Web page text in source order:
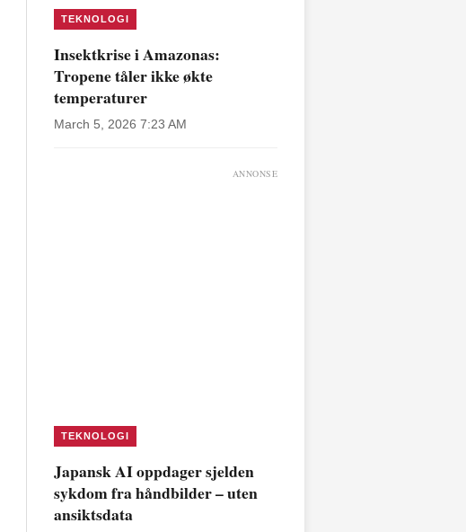
TEKNOLOGI
Insektkrise i Amazonas:
Tropene tåler ikke økte
temperaturer
March 5, 2026 7:23 AM
ANNONSE
TEKNOLOGI
Japansk AI oppdager sjelden
sykdom fra håndbilder – uten
ansiktsdata